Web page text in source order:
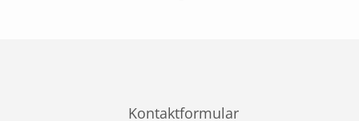
Kontaktformular